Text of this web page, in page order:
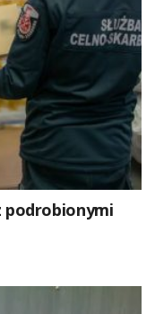
podrobionymi